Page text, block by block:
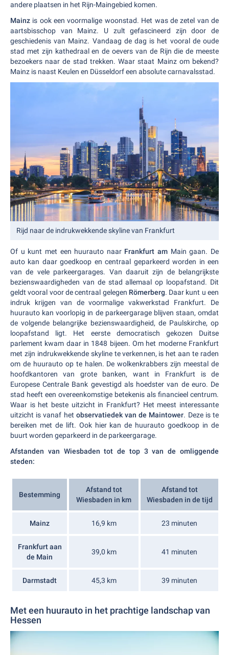
andere plaatsen in het Rijn-Maingebied komen.
Mainz is ook een voormalige woonstad. Het was de zetel van de
aartsbisschop van Mainz. U zult gefascineerd zijn door de
geschiedenis van Mainz. Vandaag de dag is het vooral de oude
stad met zijn kathedraal en de oevers van de Rijn die de meeste
bezoekers naar de stad trekken. Waar staat Mainz om bekend?
Mainz is naast Keulen en Düsseldorf een absolute carnavalsstad.
Rijd naar de indrukwekkende skyline van Frankfurt
Of u kunt met een huurauto naar Frankfurt am Main gaan. De
auto kan daar goedkoop en centraal geparkeerd worden in een
van de vele parkeergarages. Van daaruit zijn de belangrijkste
bezienswaardigheden van de stad allemaal op loopafstand. Dit
geldt vooral voor de centraal gelegen Römerberg. Daar kunt u een
indruk krijgen van de voormalige vakwerkstad Frankfurt. De
huurauto kan voorlopig in de parkeergarage blijven staan, omdat
de volgende belangrijke bezienswaardigheid, de Paulskirche, op
loopafstand ligt. Het eerste democratisch gekozen Duitse
parlement kwam daar in 1848 bijeen. Om het moderne Frankfurt
met zijn indrukwekkende skyline te verkennen, is het aan te raden
om de huurauto op te halen. De wolkenkrabbers zijn meestal de
hoofdkantoren van grote banken, want in Frankfurt is de
Europese Centrale Bank gevestigd als hoedster van de euro. De
stad heeft een overeenkomstige betekenis als financieel centrum.
Waar is het beste uitzicht in Frankfurt? Het meest interessante
uitzicht is vanaf het observatiedek van de Maintower. Deze is te
bereiken met de lift. Ook hier kan de huurauto goedkoop in de
buurt worden geparkeerd in de parkeergarage.
Afstanden van Wiesbaden tot de top 3 van de omliggende
steden:
Bestemming
Afstand tot
Wiesbaden in km
Afstand tot
Wiesbaden in de tijd
Mainz 16,9 km 23 minuten
Frankfurt aan
de Main
39,0 km 41 minuten
Darmstadt 45,3 km 39 minuten
Met een huurauto in het prachtige landschap van
Hessen